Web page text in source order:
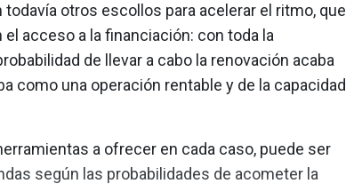
todavía otros escollos para acelerar el ritmo, que
acceso a la financiación: con toda la
de llevar a cabo la renovación acaba
como una operación rentable y de la capacidad
a ofrecer en cada caso, puede ser
según las probabilidades de acometer la